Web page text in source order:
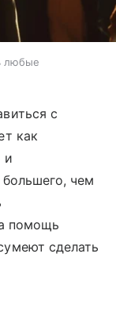
любые
с
как
и
чем
помощь
сделать